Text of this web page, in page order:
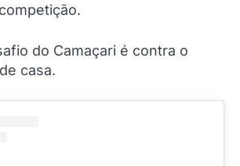
do Camaçari é contra o
casa.